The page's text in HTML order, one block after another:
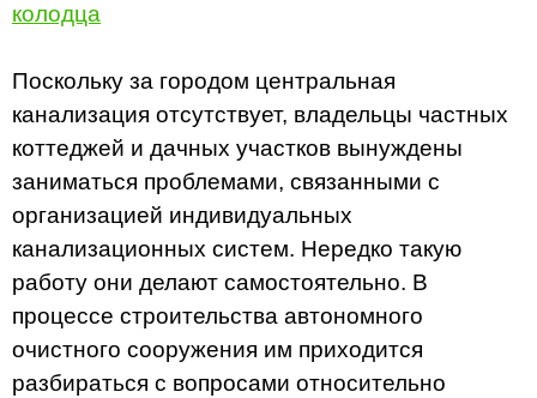
колодца
Поскольку за городом центральная
канализация отсутствует, владельцы частных
коттеджей и дачных участков вынуждены
заниматься проблемами, связанными с
организацией индивидуальных
канализационных систем. Нередко такую
работу они делают самостоятельно. В
процессе строительства автономного
очистного сооружения им приходится
разбираться с вопросами относительно